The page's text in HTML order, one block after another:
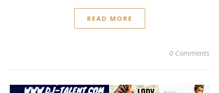
READ MORE
0 Comments